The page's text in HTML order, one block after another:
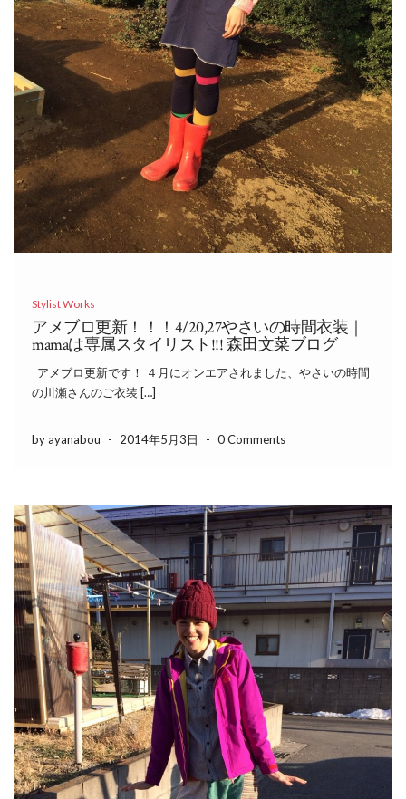
Stylist Works
アメブロ更新！！！4/20,27やさいの時間衣装｜
mamaは専属スタイリスト!!! 森田文菜ブログ
アメブロ更新です！ ４月にオンエアされました、やさいの時間
の川瀬さんのご衣装 […]
by ayanabou - 2014年5月3日 - 0 Comments